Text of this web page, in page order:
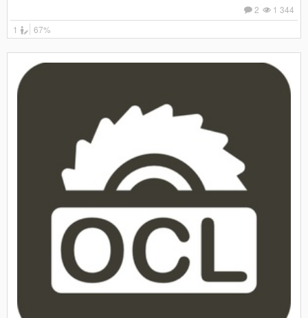
1 344
2
1
67%